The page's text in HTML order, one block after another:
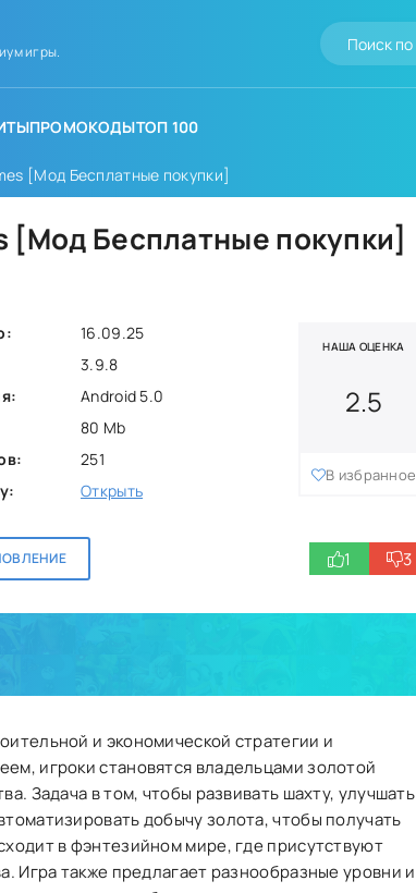
игры.
ПРОМОКОДЫТОП 100
[Мод Бесплатные покупки]
[Мод Бесплатные покупки]
16.09.25
3.9.8
Android 5.0
80 Mb
251
Открыть
НАША ОЦЕНКА
2.5
В избранное
1 3
и экономической стратегии и
игроки становятся владельцами золотой
Задача в том, чтобы развивать шахту, улучшать
добычу золота, чтобы получать
в фэнтезийном мире, где присутствуют
Игра также предлагает разнообразные уровни и